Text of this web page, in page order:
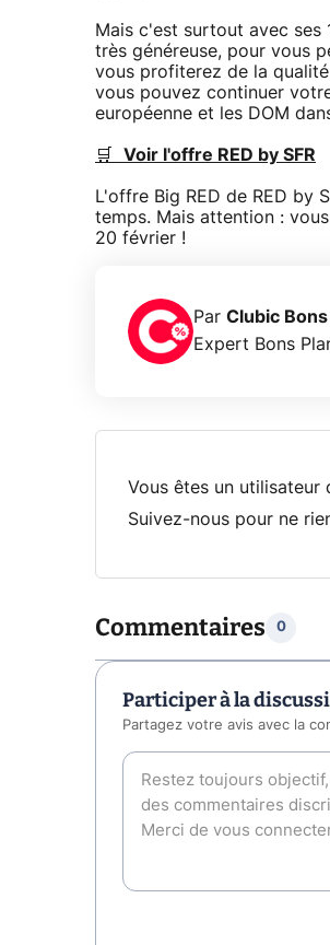
Mais c'est surtout avec ses
très généreuse, pour vous
vous profiterez de la
vous pouvez continuer
européenne et les DOM
🛒 Voir l'offre RED by SFR
L'offre Big RED de RED by
temps. Mais attention :
20 février !
Par Clubic Bons
Expert Bons
Vous êtes un utilisateur
Suivez-nous pour ne
Commentaires 0
Participer à la
Partagez votre avis avec la